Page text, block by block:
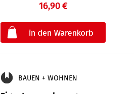
16,90 €
BAUEN + WOHNEN